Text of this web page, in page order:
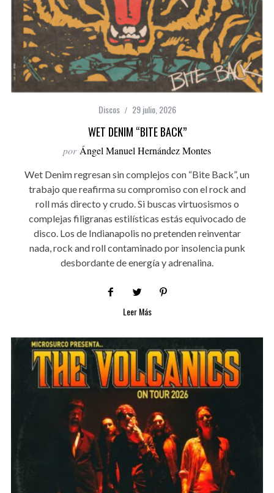
Discos 29 julio, 2026
WET DENIM “BITE BACK”
por Ángel Manuel Hernández Montes
Wet Denim regresan sin complejos con “Bite Back”, un
trabajo que reafirma su compromiso con el rock and
roll más directo y crudo. Si buscas virtuosismos o
complejas filigranas estilísticas estás equivocado de
disco. Los de Indianapolis no pretenden reinventar
nada, rock and roll contaminado por insolencia punk
desbordante de energía y adrenalina.
Leer Más